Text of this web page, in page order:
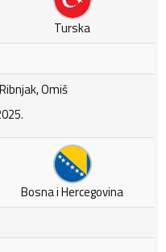
Turska
Omiš
Bosna i Hercegovina